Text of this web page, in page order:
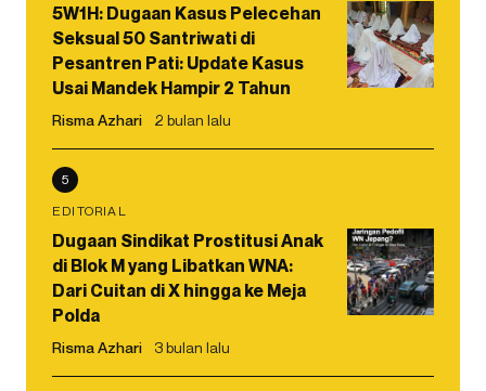
5W1H: Dugaan Kasus Pelecehan
Seksual 50 Santriwati di
Pesantren Pati: Update Kasus
Usai Mandek Hampir 2 Tahun
Risma Azhari 2 bulan lalu
5
EDITORIAL
Dugaan Sindikat Prostitusi Anak
di Blok M yang Libatkan WNA:
Dari Cuitan di X hingga ke Meja
Polda
Risma Azhari 3 bulan lalu